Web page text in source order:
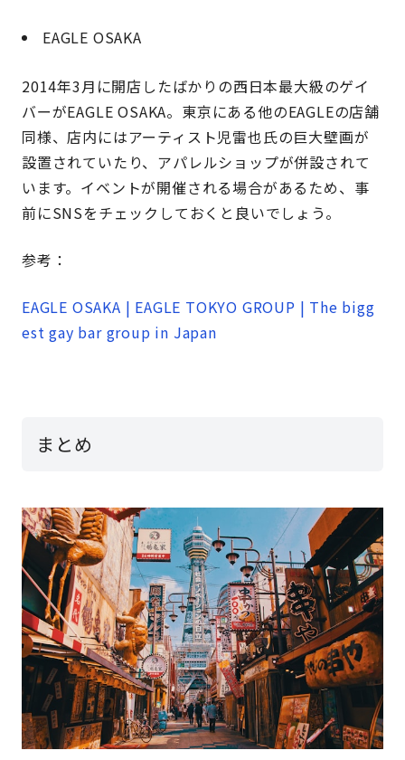
EAGLE OSAKA
2014年3月に開店したばかりの西日本最大級のゲイ
バーがEAGLE OSAKA。東京にある他のEAGLEの店舗
同様、店内にはアーティスト児雷也氏の巨大壁画が
設置されていたり、アパレルショップが併設されて
います。イベントが開催される場合があるため、事
前にSNSをチェックしておくと良いでしょう。
参考：
EAGLE OSAKA | EAGLE TOKYO GROUP | The bigg
est gay bar group in Japan
まとめ